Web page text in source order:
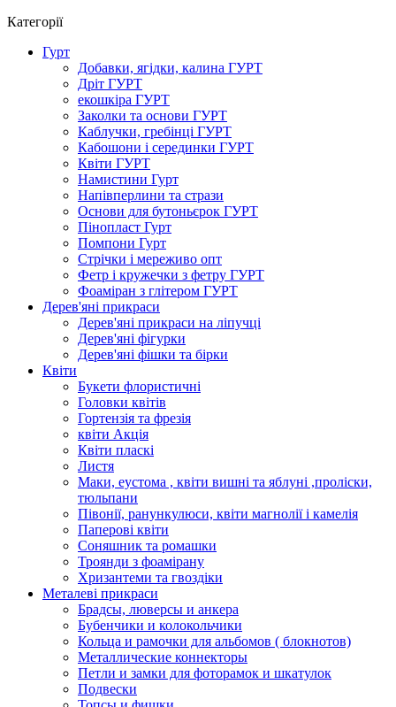
Категорії
Гурт
Добавки, ягідки, калина ГУРТ
Дріт ГУРТ
екошкіра ГУРТ
Заколки та основи ГУРТ
Каблучки, гребінці ГУРТ
Кабошони і серединки ГУРТ
Квіти ГУРТ
Намистини Гурт
Напівперлини та стрази
Основи для бутоньєрок ГУРТ
Пінопласт Гурт
Помпони Гурт
Стрічки і мереживо опт
Фетр і кружечки з фетру ГУРТ
Фоаміран з глітером ГУРТ
Дерев'яні прикраси
Дерев'яні прикраси на ліпучці
Дерев'яні фігурки
Дерев'яні фішки та бірки
Квіти
Букети флористичні
Головки квітів
Гортензія та фрезія
квіти Акція
Квіти пласкі
Листя
Маки, еустома , квіти вишні та яблуні ,проліски,
тюльпани
Півонії, ранункулюси, квіти магнолії і камелія
Паперові квіти
Соняшник та ромашки
Троянди з фоамірану
Хризантеми та гвоздіки
Металеві прикраси
Брадсы, люверсы и анкера
Бубенчики и колокольчики
Кольца и рамочки для альбомов ( блокнотов)
Металлические коннекторы
Петли и замки для фоторамок и шкатулок
Подвески